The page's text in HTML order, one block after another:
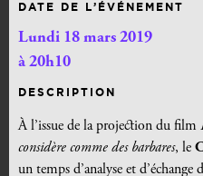
DATE DE L’ÉVÉNEMENT
Lundi 18 mars 2019
à 20h10
DESCRIPTION
À l’issue de la projection du film
considère comme des barbares, le
un temps d’analyse et d’échange